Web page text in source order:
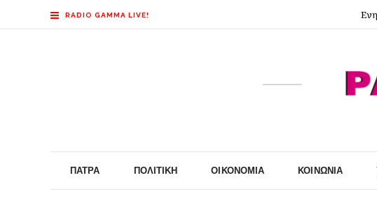
RADIO GAMMA LIVE!
ΠΆΤΡΑ ΠΟΛΙΤΙΚΉ ΟΙΚΟΝΟΜΊΑ ΚΟΙΝΩΝΊΑ